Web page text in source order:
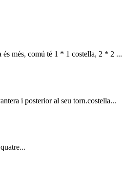
és més, comú té 1 * 1 costella, 2 * 2 ...
i posterior al seu torn.costella...